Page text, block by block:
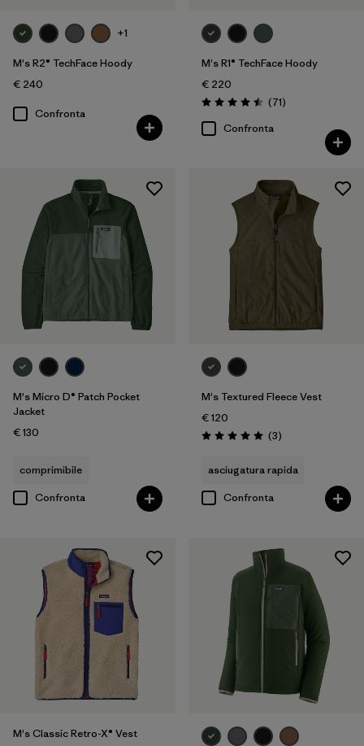
+1
M's R2® TechFace Hoody
€ 240
Confronta
M's R1® TechFace Hoody
€ 220
Valutazione: 4.5 / 5
(71Recensioni
)
Confronta
M's Micro D® Patch Pocket
Jacket
€ 130
comprimibile
Confronta
M's Textured Fleece Vest
€ 120
Valutazione: 5.0 / 5
(3Recensioni
)
asciugatura rapida
Confronta
M's Classic Retro-X® Vest